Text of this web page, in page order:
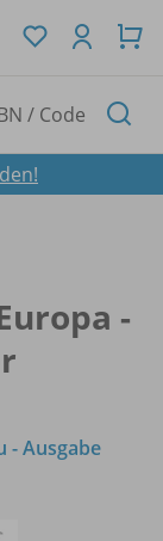
-
- Ausgabe